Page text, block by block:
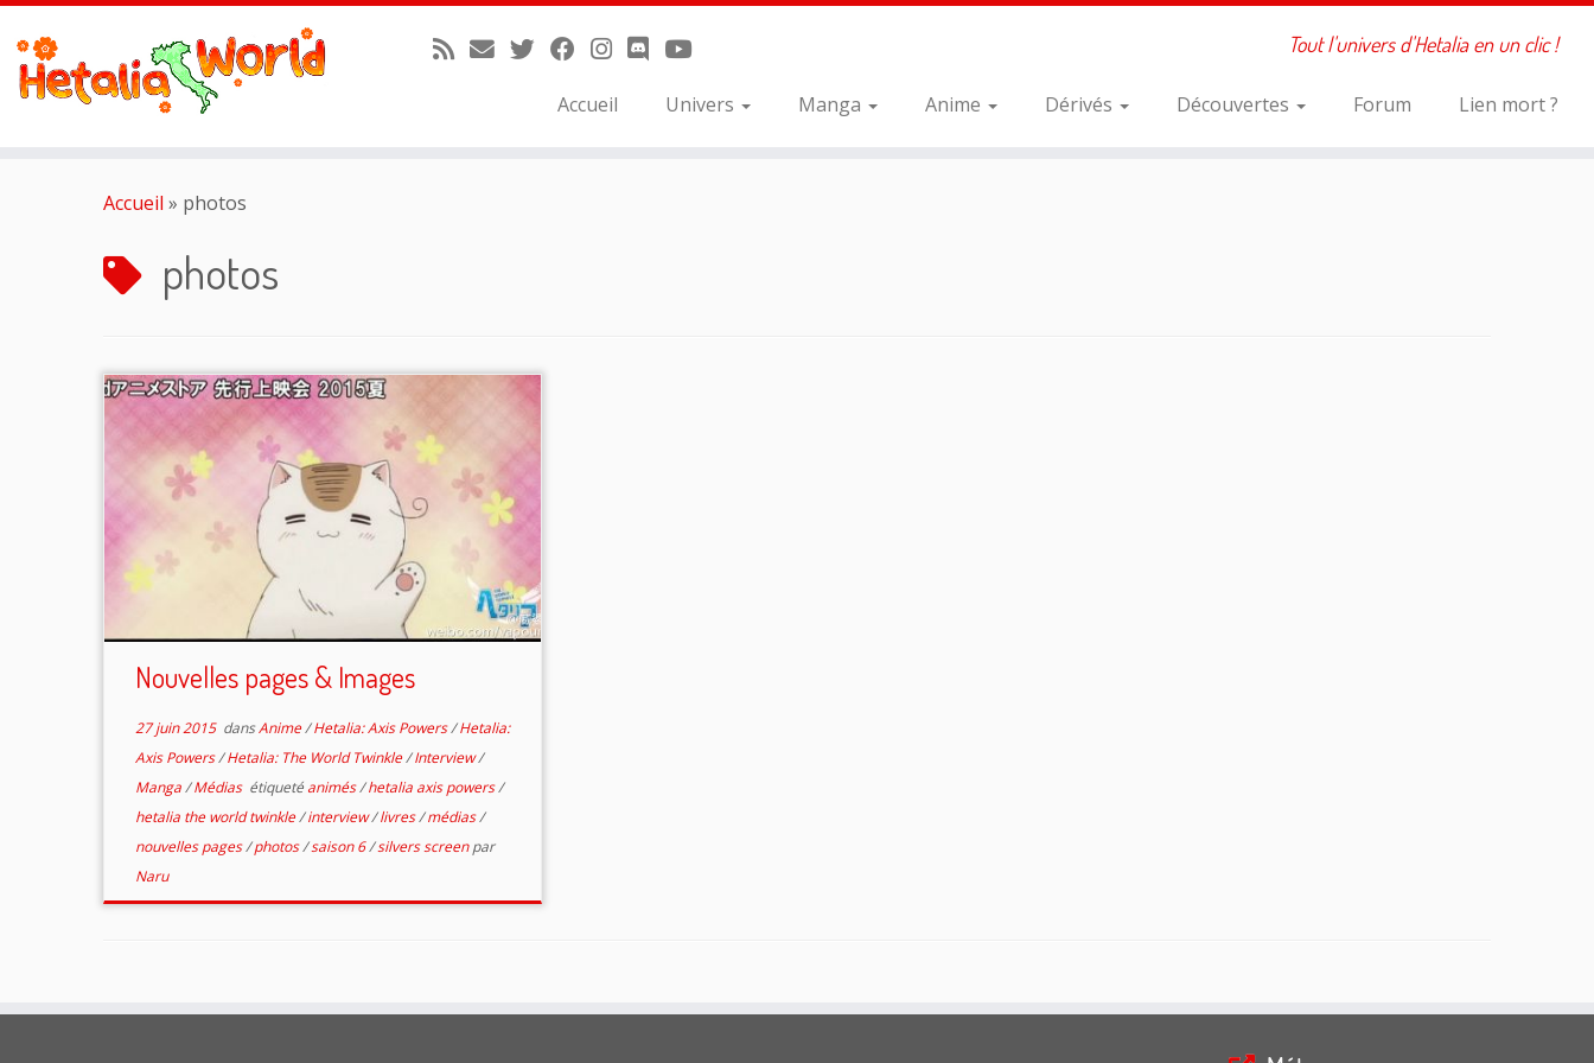
Tout l'univers d'Hetalia en un clic !
Accueil Univers Manga Anime Dérivés Découvertes Forum Lien mort ?
Accueil » photos
photos
Nouvelles pages & Images
27 juin 2015dansAnime/Hetalia: Axis Powers/Hetalia:
Axis Powers/Hetalia: The World Twinkle/Interview/
Manga/Médias étiqueté animés/hetalia axis powers/
hetalia the world twinkle/interview/livres/médias/
nouvelles pages/photos/saison 6/silvers screenpar
Naru